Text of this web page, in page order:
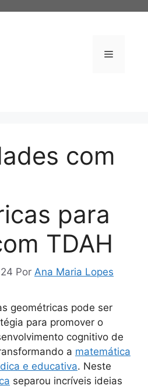
Menu
com
para
TDAH
Por Ana Maria Lopes
geométricas pode ser
para promover o
cognitivo de
a matemática
e educativa. Neste
separou incríveis ideias